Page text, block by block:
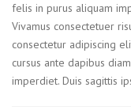
felis in purus aliquam
Vivamus consectetuer
consectetur adipiscing
cursus ante dapibus
imperdiet. Duis sagittis